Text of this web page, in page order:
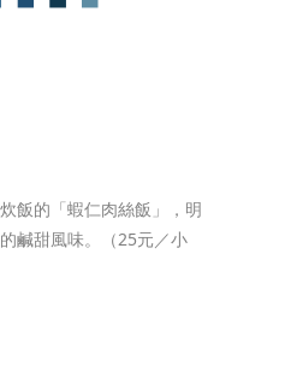
飯的「蝦仁肉絲飯」，明
鹹甜風味。（25元／小